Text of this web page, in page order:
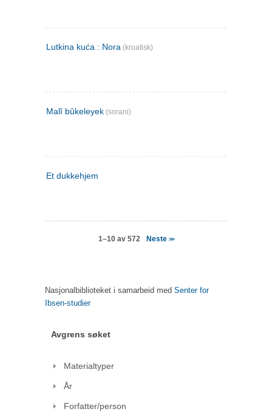
Lutkina kuća : Nora (kroatisk)
Malî bûkeleyek (sorani)
Et dukkehjem
1–10 av 572 Neste >>
Nasjonalbiblioteket i samarbeid med Senter for
Ibsen-studier
Avgrens søket
Materialtyper
År
Forfatter/person